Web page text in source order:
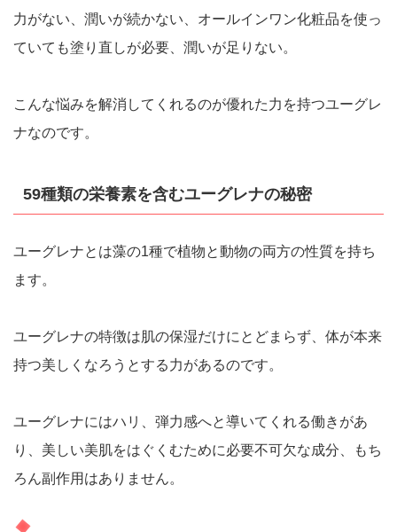
力がない、潤いが続かない、オールインワン化粧品を使っ
ていても塗り直しが必要、潤いが足りない。
こんな悩みを解消してくれるのが優れた力を持つユーグレ
ナなのです。
59種類の栄養素を含むユーグレナの秘密
ユーグレナとは藻の1種で植物と動物の両方の性質を持ち
ます。
ユーグレナの特徴は肌の保湿だけにとどまらず、体が本来
持つ美しくなろうとする力があるのです。
ユーグレナにはハリ、弾力感へと導いてくれる働きがあ
り、美しい美肌をはぐくむために必要不可欠な成分、もち
ろん副作用はありません。